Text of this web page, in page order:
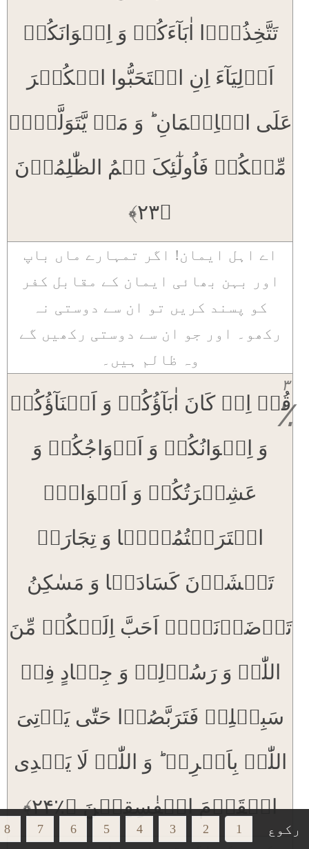
رکوع 1
2
3
4
5
6
7
8
تَتَّخِذُوۡۤا اٰبَآءَکُمۡ وَ اِخۡوَانَکُمۡ
اَوۡلِیَآءَ اِنِ اسۡتَحَبُّوا الۡکُفۡرَ
عَلَی الۡاِیۡمَانِ ؕ وَ مَنۡ یَّتَوَلَّہُمۡ
مِّنۡکُمۡ فَاُولٰٓئِکَ ہُمُ الظّٰلِمُوۡنَ
﴿۲۳﴾
اے اہل ایمان! اگر تمہارے ماں باپ
اور بہن بھائی ایمان کے مقابل کفر
کو پسند کریں تو ان سے دوستی نہ
رکھو۔ اور جو ان سے دوستی رکھیں گے
وہ ظالم ہیں۔
قُلۡ اِنۡ کَانَ اٰبَآؤُکُمۡ وَ اَبۡنَآؤُکُمۡ
وَ اِخۡوَانُکُمۡ وَ اَزۡوَاجُکُمۡ وَ
عَشِیۡرَتُکُمۡ وَ اَمۡوَالُۨ
اقۡتَرَفۡتُمُوۡہَا وَ تِجَارَۃٌ
تَخۡشَوۡنَ کَسَادَہَا وَ مَسٰکِنُ
تَرۡضَوۡنَہَاۤ اَحَبَّ اِلَیۡکُمۡ مِّنَ
اللّٰہِ وَ رَسُوۡلِہٖ وَ جِہَادٍ فِیۡ
سَبِیۡلِہٖ فَتَرَبَّصُوۡا حَتّٰی یَاۡتِیَ
اللّٰہُ بِاَمۡرِہٖ ؕ وَ اللّٰہُ لَا یَہۡدِی
الۡقَوۡمَ الۡفٰسِقِیۡنَ ﴿٪۲۴﴾
٪
۳